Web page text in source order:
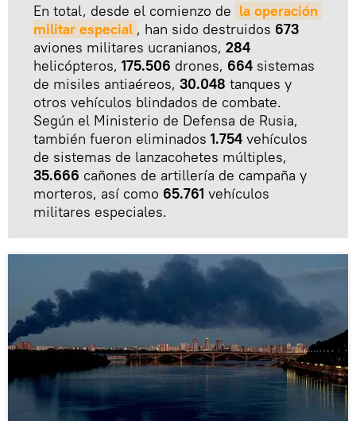
En total, desde el comienzo de la operación
militar especial , han sido destruidos 673
aviones militares ucranianos, 284
helicópteros, 175.506 drones, 664 sistemas
de misiles antiaéreos, 30.048 tanques y
otros vehículos blindados de combate.
Según el Ministerio de Defensa de Rusia,
también fueron eliminados 1.754 vehículos
de sistemas de lanzacohetes múltiples,
35.666 cañones de artillería de campaña y
morteros, así como 65.761 vehículos
militares especiales.